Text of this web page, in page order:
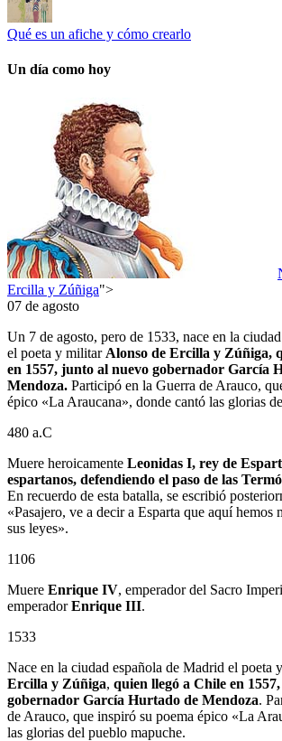
Qué es un afiche y cómo crearlo
Un día como hoy
Ercilla y Zúñiga">
07 de agosto
Un 7 de agosto, pero de 1533, nace en la
el poeta y militar Alonso de Ercilla y Zúñiga,
en 1557, junto al nuevo gobernador García
Mendoza. Participó en la Guerra de Arauco,
épico «La Araucana», donde cantó las glorias
480 a.C
Muere heroicamente Leonidas I, rey de
espartanos, defendiendo el paso de las
En recuerdo de esta batalla, se escribió
«Pasajero, ve a decir a Esparta que aquí hemos
sus leyes».
1106
Muere Enrique IV, emperador del Sacro
emperadorEnrique III.
1533
Nace en la ciudad española de Madrid el poeta
Ercilla y Zúñiga, quien llegó a Chile en
gobernador García Hurtado de Mendoza.
de Arauco, que inspiró su poema épico «La
las glorias del pueblo mapuche.